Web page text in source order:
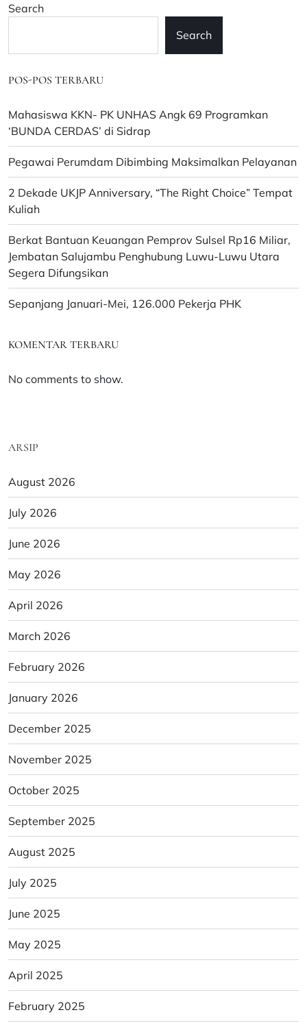
Search
Search
POS-POS TERBARU
Mahasiswa KKN- PK UNHAS Angk 69 Programkan
‘BUNDA CERDAS’ di Sidrap
Pegawai Perumdam Dibimbing Maksimalkan Pelayanan
2 Dekade UKJP Anniversary, “The Right Choice” Tempat
Kuliah
Berkat Bantuan Keuangan Pemprov Sulsel Rp16 Miliar,
Jembatan Salujambu Penghubung Luwu-Luwu Utara
Segera Difungsikan
Sepanjang Januari-Mei, 126.000 Pekerja PHK
KOMENTAR TERBARU
No comments to show.
ARSIP
August 2026
July 2026
June 2026
May 2026
April 2026
March 2026
February 2026
January 2026
December 2025
November 2025
October 2025
September 2025
August 2025
July 2025
June 2025
May 2025
April 2025
February 2025